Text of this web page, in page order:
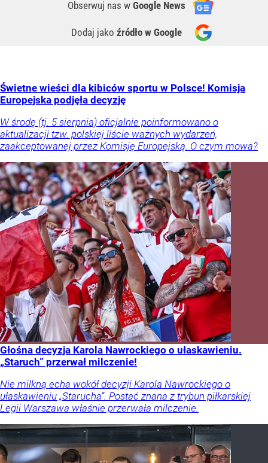
Obserwuj nas w Google News
Dodaj jako źródło w Google
Świetne wieści dla kibiców sportu w Polsce! Komisja
Europejska podjęła decyzję
W środę (tj. 5 sierpnia) oficjalnie poinformowano o
aktualizacji tzw. polskiej liście ważnych wydarzeń,
zaakceptowanej przez Komisję Europejską. O czym mowa?
Głośna decyzja Karola Nawrockiego o ułaskawieniu.
„Staruch” przerwał milczenie!
Nie milkną echa wokół decyzji Karola Nawrockiego o
ułaskawieniu „Starucha”. Postać znana z trybun piłkarskiej
Legii Warszawa właśnie przerwała milczenie.